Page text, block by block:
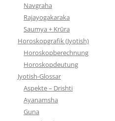
Navgraha
Rajayogakaraka
Saumya + Krūra
Horoskopgrafik (Jyotish)
Horoskopberechnung
Horoskopdeutung
Jyotish-Glossar
Aspekte – Drishti
Ayanamsha
Guna